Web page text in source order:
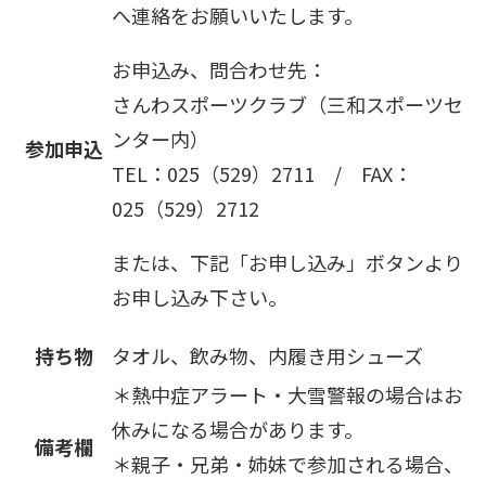
参加申込
へ連絡をお願いいたします。
お申込み、問合わせ先：
さんわスポーツクラブ（三和スポーツセ
ンター内）
TEL：025（529）2711 / FAX：
025（529）2712
または、下記「お申し込み」ボタンより
お申し込み下さい。
持ち物 タオル、飲み物、内履き用シューズ
備考欄
＊熱中症アラート・大雪警報の場合はお
休みになる場合があります。
＊親子・兄弟・姉妹で参加される場合、